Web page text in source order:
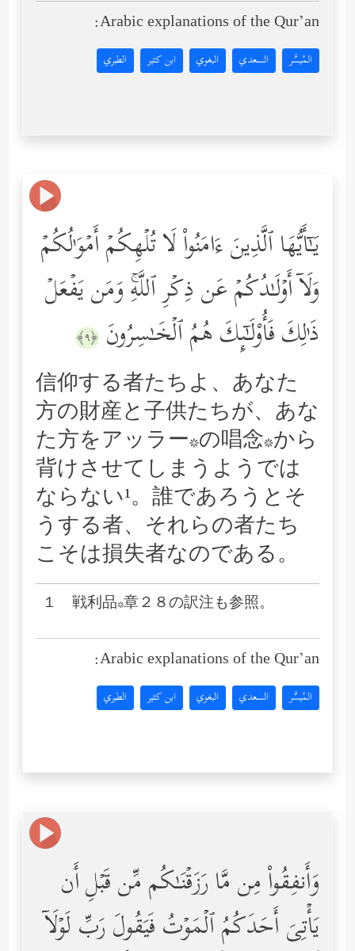
Arabic explanations of the Qur’an:
المُيسَّر السعدي البغوي ابن كثير الطبري
یَـٰۤأَیُّهَا ٱلَّذِینَ ءَامَنُواْ لَا تُلۡهِكُمۡ أَمۡوَ ٰ⁠لُكُمۡ
وَلَاۤ أَوۡلَـٰدُكُمۡ عَن ذِكۡرِ ٱللَّهِۚ وَمَن یَفۡعَلۡ
ذَ ٰ⁠لِكَ فَأُوْلَـٰۤىِٕكَ هُمُ ٱلۡخَـٰسِرُونَ ﴿٩﴾
信仰する者たちよ、あなた
方の財産と子供たちが、あな
た方をアッラー*の唱念*から
背けさせてしまうようでは
ならない¹。誰であろうとそ
うする者、それらの者たち
こそは損失者なのである。
１ 戦利品*章２８の訳注も参照。
Arabic explanations of the Qur’an:
المُيسَّر السعدي البغوي ابن كثير الطبري
وَأَنفِقُواْ مِن مَّا رَزَقۡنَـٰكُم مِّن قَبۡلِ أَن
یَأۡتِیَ أَحَدَكُمُ ٱلۡمَوۡتُ فَیَقُولَ رَبِّ لَوۡلَاۤ